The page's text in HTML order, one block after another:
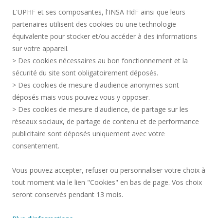
PLAN DES CAMPUS
MENTIONS LÉGALES
CONTACTS
SERVICES PUBLICS +
CRÉDITS
JE DONNE MON AVIS
ACCESSIBILITÉ : NON CONFORME
Rejoignez-nous!
L'UPHF et ses composantes, l'INSA HdF ainsi que leurs
partenaires utilisent des cookies ou une technologie
équivalente pour stocker et/ou accéder à des informations
sur votre appareil.
> Des cookies nécessaires au bon fonctionnement et la
sécurité du site sont obligatoirement déposés.
> Des cookies de mesure d'audience anonymes sont
déposés mais vous pouvez vous y opposer.
> Des cookies de mesure d'audience, de partage sur les
réseaux sociaux, de partage de contenu et de performance
publicitaire sont déposés uniquement avec votre
consentement.
Vous pouvez accepter, refuser ou personnaliser votre choix à
tout moment via le lien "Cookies" en bas de page. Vos choix
seront conservés pendant 13 mois.